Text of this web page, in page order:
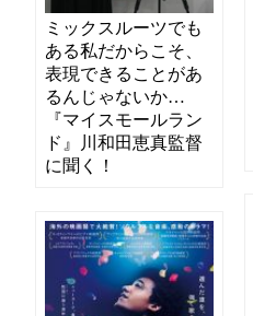
ミックスルーツでも
ある私だからこそ、
表現できることがあ
るんじゃないか…
『マイスモールラン
ド』川和田恵真監督
に聞く！